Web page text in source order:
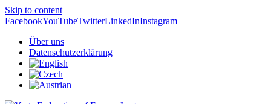
Skip to content
FacebookYouTubeTwitterLinkedInInstagram
Über uns
Datenschutzerklärung